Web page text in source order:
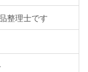
整理士です